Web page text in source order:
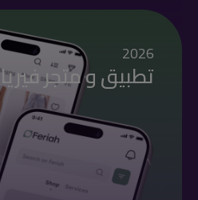
2026
تطبيق و متجر فيريا